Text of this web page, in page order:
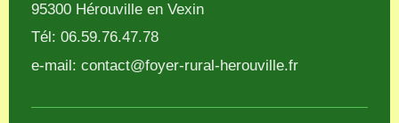
95300 Hérouville en Vexin
Tél: 06.59.76.47.78
e-mail: contact@foyer-rural-herouville.fr